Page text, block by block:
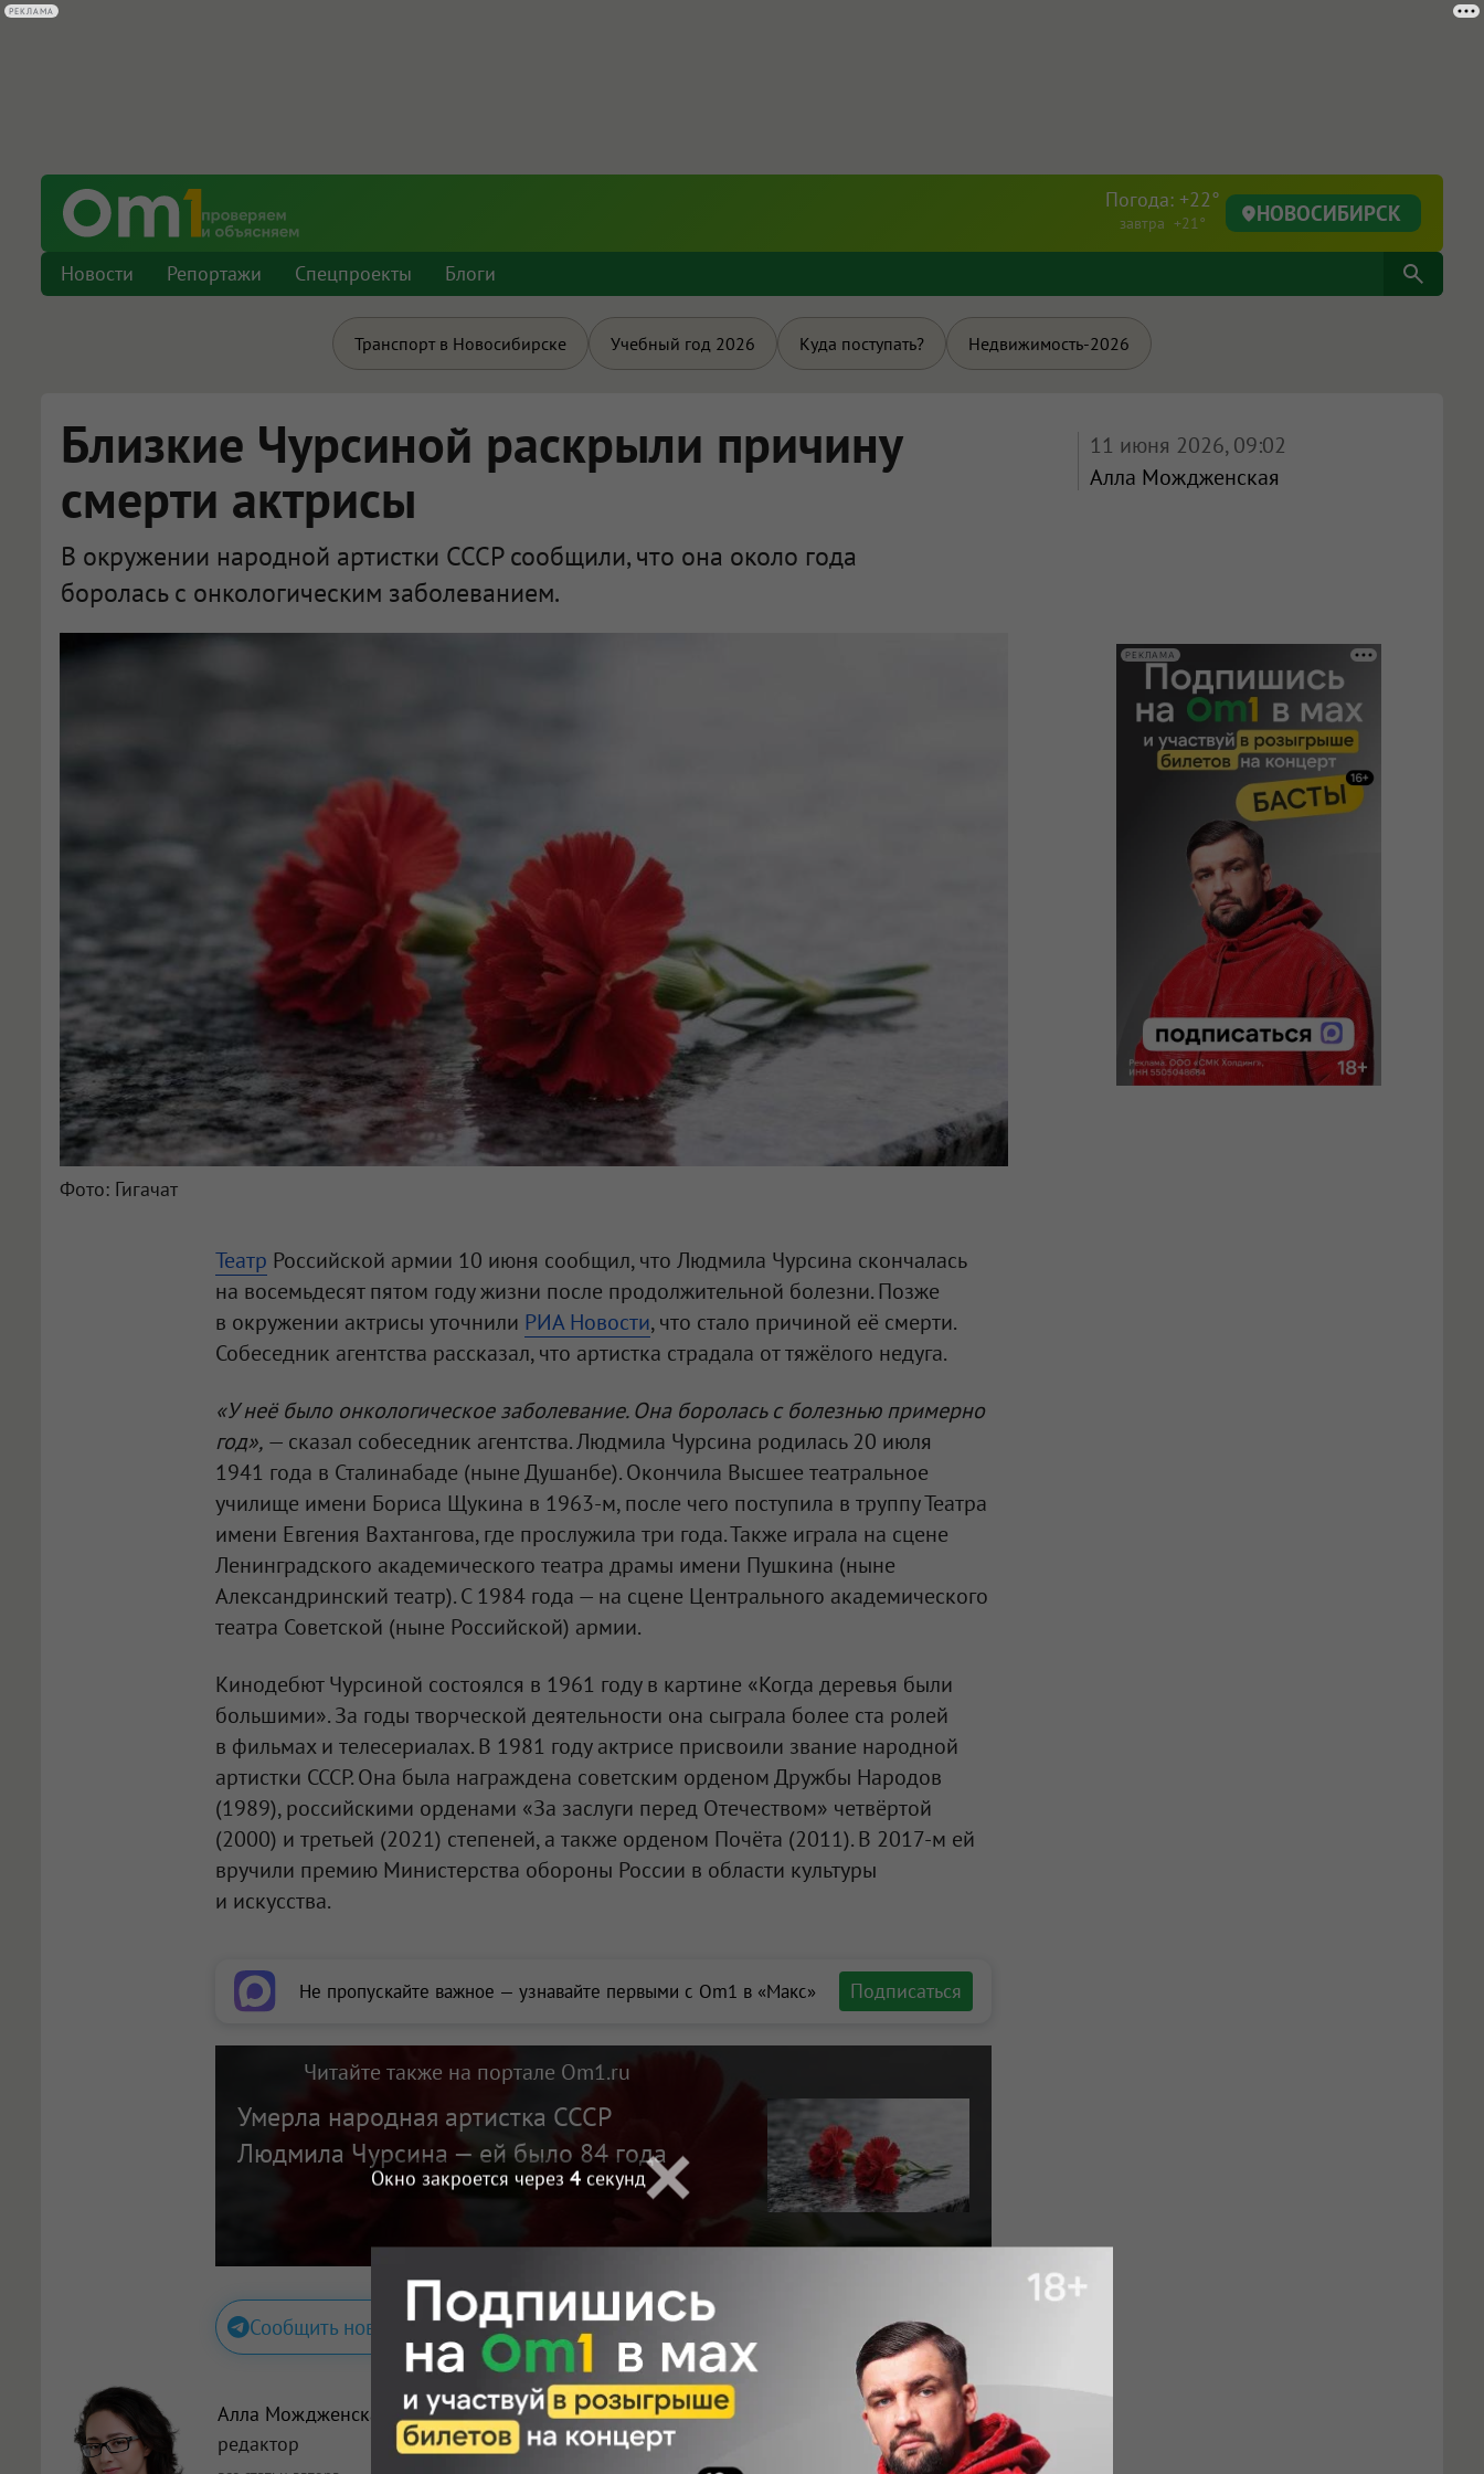
Погода: +22°
завтра +21° НОВОСИБИРСК
Новости Репортажи Спецпроекты Блоги
Транспорт в Новосибирске Учебный год 2026 Куда поступать? Недвижимость-2026
Близкие Чурсиной раскрыли причину
смерти актрисы
В окружении народной артистки СССР сообщили, что она около года
боролась с онкологическим заболеванием.
11 июня 2026, 09:02
Алла Мождженская
РЕКЛАМА
Фото: Гигачат
Театр Российской армии 10 июня сообщил, что Людмила Чурсина скончалась
на восемьдесят пятом году жизни после продолжительной болезни. Позже
в окружении актрисы уточнили РИА Новости, что стало причиной её смерти.
Собеседник агентства рассказал, что артистка страдала от тяжёлого недуга.
«У неё было онкологическое заболевание. Она боролась с болезнью примерно
год», — сказал собеседник агентства. Людмила Чурсина родилась 20 июля
1941 года в Сталинабаде (ныне Душанбе). Окончила Высшее театральное
училище имени Бориса Щукина в 1963-м, после чего поступила в труппу Театра
имени Евгения Вахтангова, где прослужила три года. Также играла на сцене
Ленинградского академического театра драмы имени Пушкина (ныне
Александринский театр). С 1984 года — на сцене Центрального академического
театра Советской (ныне Российской) армии.
Кинодебют Чурсиной состоялся в 1961 году в картине «Когда деревья были
большими». За годы творческой деятельности она сыграла более ста ролей
в фильмах и телесериалах. В 1981 году актрисе присвоили звание народной
артистки СССР. Она была награждена советским орденом Дружбы Народов
(1989), российскими орденами «За заслуги перед Отечеством» четвёртой
(2000) и третьей (2021) степеней, а также орденом Почёта (2011). В 2017-м ей
вручили премию Министерства обороны России в области культуры
и искусства.
Не пропускайте важное — узнавайте первыми с Om1 в «Макс» Подписаться
Читайте также на портале Om1.ru
Умерла народная артистка СССР
Людмила Чурсина — ей было 84 года
Сообщить новость Размещение рекламы Телеграм
Алла Мождженская
, главный
редактор
Окно закроется через 3 секунд
РЕКЛАМА